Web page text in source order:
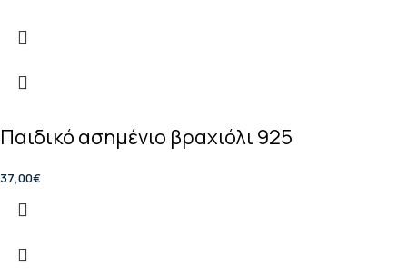
Παιδικό ασημένιο βραχιόλι 925
37,00€